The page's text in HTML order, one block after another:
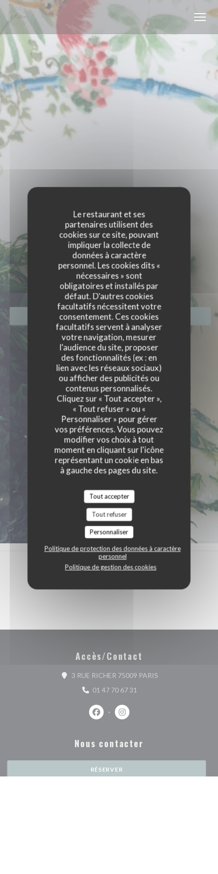
Personnalisation de vos choix en matière de cookies
Le restaurant et ses
partenaires utilisent des
cookies sur ce site, pouvant
impliquer la collecte de
données à caractère
personnel. Les cookies dits «
nécessaires » sont
obligatoires et installés par
défaut. D'autres cookies
facultatifs nécessitent votre
consentement. Ces cookies
facultatifs servent à analyser
votre navigation, mesurer
l'audience du site, proposer
des fonctionnalités (ex : en
lien avec les réseaux sociaux)
ou afficher des publicités ou
contenus personnalisés.
Cliquez sur « Tout accepter »,
« Tout refuser » ou «
Personnaliser » pour gérer
vos préférences. Vous pouvez
modifier vos choix à tout
moment en cliquant sur l'icône
représentant un cookie en bas
à gauche des pages du site.
Tout accepter
Tout refuser
Personnaliser
Politique de protection des données à caractère
personnel
Politique de gestion des cookies
PHOTOS
RÉSERVER
Accès/Contact
3 RUE RICHER 75009 PARIS((ouvre une
01 47 70 67 31
Facebook ((ouvre une nouvelle
Instagram ((ouvre une
Nous contacter
RÉSERVER